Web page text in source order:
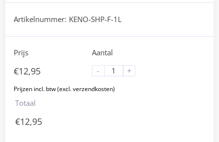
Artikelnummer: KENO-SHP-F-1L
Prijs
€12,95
Aantal
-
+
Totaal
€12,95